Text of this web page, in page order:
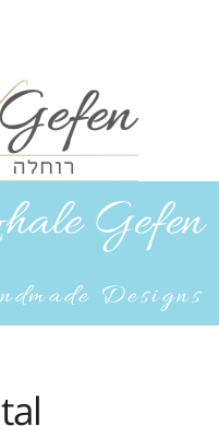
Gefen
Designs